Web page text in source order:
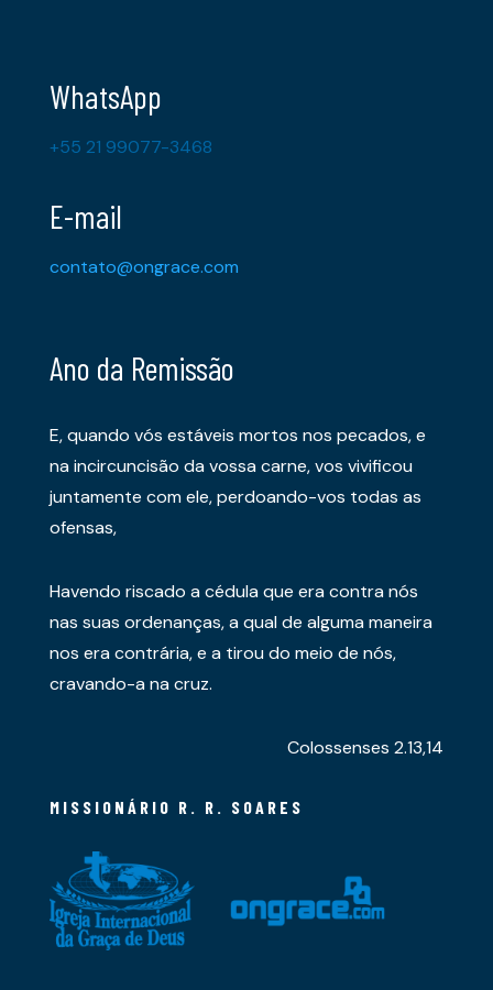
WhatsApp
+55 21 99077-3468
E-mail
contato@ongrace.com
Ano da Remissão
E, quando vós estáveis mortos nos pecados, e
na incircuncisão da vossa carne, vos vivificou
juntamente com ele, perdoando-vos todas as
ofensas,
Havendo riscado a cédula que era contra nós
nas suas ordenanças, a qual de alguma maneira
nos era contrária, e a tirou do meio de nós,
cravando-a na cruz.
Colossenses 2.13,14
MISSIONÁRIO R. R. SOARES